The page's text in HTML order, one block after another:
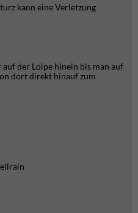
kann eine Verletzung
der Loipe hinein bis man auf
dort direkt hinauf zum